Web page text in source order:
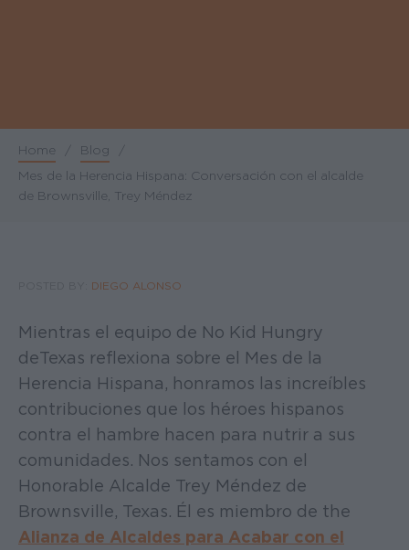
Breadcrumb
Home / Blog
/
Mes de la Herencia Hispana: Conversación con el alcalde
de Brownsville, Trey Méndez
DIEGO ALONSO
Mientras el equipo de No Kid Hungry
deTexas reflexiona sobre el Mes de la
Herencia Hispana, honramos las increíbles
contribuciones que los héroes hispanos
contra el hambre hacen para nutrir a sus
comunidades. Nos sentamos con el
Honorable Alcalde Trey Méndez de
Brownsville, Texas. Él es miembro de the
Alianza de Alcaldes para Acabar con el